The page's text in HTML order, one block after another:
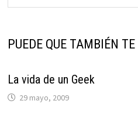
PUEDE QUE TAMBIÉN TE
La vida de un Geek
29 mayo, 2009